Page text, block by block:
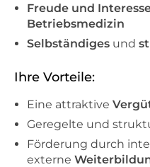
Freude und
Betriebsmedizin
Selbständiges und
Ihre Vorteile:
Eine attraktive
Geregelte und
Förderung durch
externe